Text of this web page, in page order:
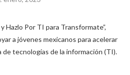
Hazlo Por TI para Transformate”,
a jóvenes mexicanos para acelerar
de tecnologías de la información (TI).